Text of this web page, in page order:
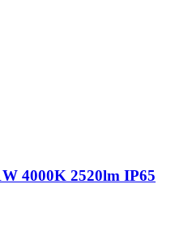
4000K 2520lm IP65